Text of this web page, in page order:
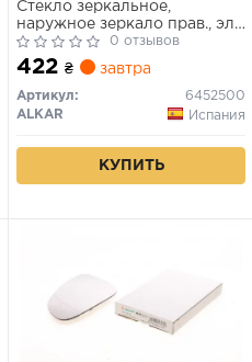
Стекло зеркальное,
наружное зеркало прав., эл.
регул., с подогревом, голуб.
стекло, грунт.
0 отзывов
422 ₴ завтра
Артикул:
6452500
ALKAR
Испания
КУПИТЬ